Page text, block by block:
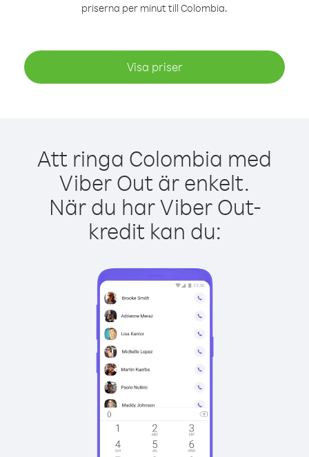
priserna per minut till Colombia.
Visa priser
Att ringa Colombia med
Viber Out är enkelt.
När du har Viber Out-
kredit kan du: